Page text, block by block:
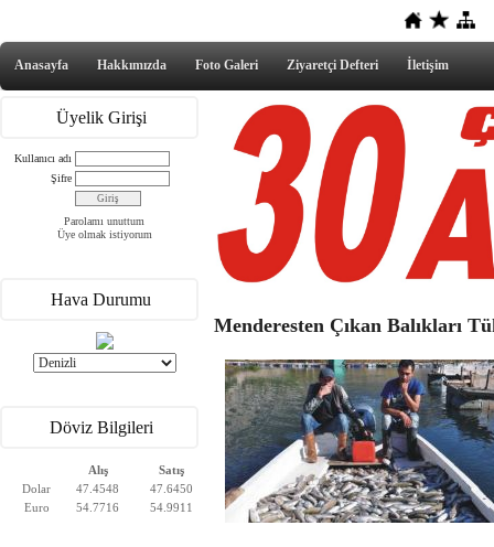
Anasayfa Hakkımızda Foto Galeri Ziyaretçi Defteri İletişim
Üyelik Girişi
Kullanıcı adı
Şifre
Parolamı unuttum
Üye olmak istiyorum
Hava Durumu
Döviz Bilgileri
Alış
Satış
Dolar
47.4548
47.6450
Euro
54.7716 54.9911
Menderesten Çıkan Balıkları